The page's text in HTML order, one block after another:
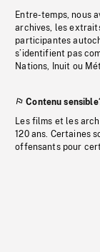
Entre-temps, nous
archives, les
participantes
s’identifient pas
Nations, Inuit ou
Contenu
Les films et les
120 ans. Certaines
offensants pour